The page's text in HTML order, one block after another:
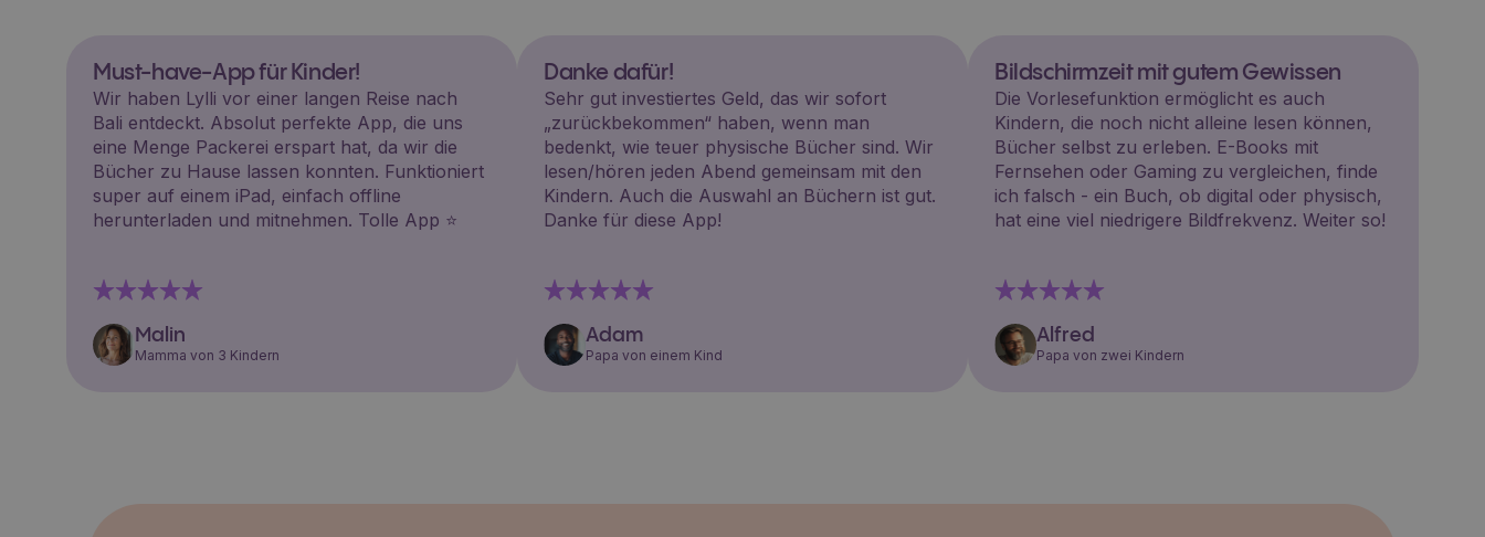
Must-have-App für Kinder!
Wir haben Lylli vor einer langen Reise nach
Bali entdeckt. Absolut perfekte App, die uns
eine Menge Packerei erspart hat, da wir die
Bücher zu Hause lassen konnten. Funktioniert
super auf einem iPad, einfach offline
herunterladen und mitnehmen. Tolle App ⭐️
Malin
Mamma von 3 Kindern
Danke dafür!
Sehr gut investiertes Geld, das wir sofort
„zurückbekommen“ haben, wenn man
bedenkt, wie teuer physische Bücher sind. Wir
lesen/hören jeden Abend gemeinsam mit den
Kindern. Auch die Auswahl an Büchern ist gut.
Danke für diese App!
Adam
Papa von einem Kind
Bildschirmzeit mit gutem Gewissen
Die Vorlesefunktion ermöglicht es auch
Kindern, die noch nicht alleine lesen können,
Bücher selbst zu erleben. E-Books mit
Fernsehen oder Gaming zu vergleichen, finde
ich falsch - ein Buch, ob digital oder physisch,
hat eine viel niedrigere Bildfrekvenz. Weiter so!
Alfred
Papa von zwei Kindern